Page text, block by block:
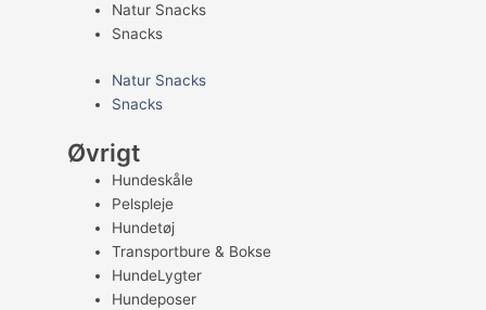
Natur Snacks
Snacks
Natur Snacks
Snacks
Øvrigt
Hundeskåle
Pelspleje
Hundetøj
Transportbure & Bokse
HundeLygter
Hundeposer